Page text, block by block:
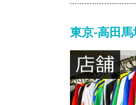
東京-高田